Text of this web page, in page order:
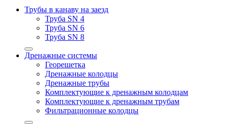
Трубы в канаву на заезд
Труба SN 4
Труба SN 6
Труба SN 8
Дренажные системы
Георешетка
Дренажные колодцы
Дренажные трубы
Комплектующие к дренажным колодцам
Комплектующие к дренажным трубам
Фильтрационные колодцы